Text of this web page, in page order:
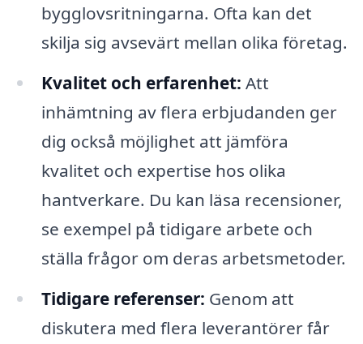
bygglovsritningarna. Ofta kan det
skilja sig avsevärt mellan olika företag.
Kvalitet och erfarenhet: Att
inhämtning av flera erbjudanden ger
dig också möjlighet att jämföra
kvalitet och expertise hos olika
hantverkare. Du kan läsa recensioner,
se exempel på tidigare arbete och
ställa frågor om deras arbetsmetoder.
Tidigare referenser: Genom att
diskutera med flera leverantörer får